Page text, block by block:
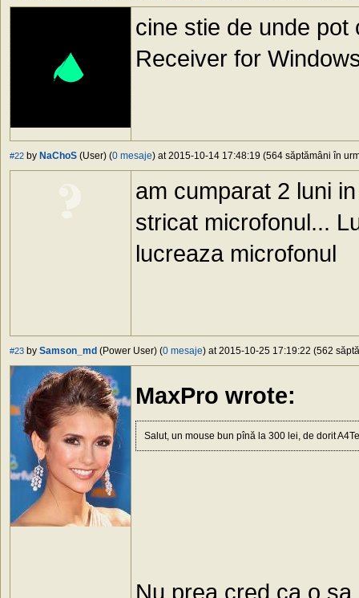
cine stie de unde
Receiver for
#22 by NaChoS (User) (0 mesaje) at 2015-10-14 17:48:19 (564 săptămâni în
am cumparat 2 luni
stricat microfonul...
lucreaza microfonul
#23 by Samson_md (Power User) (0 mesaje) at 2015-10-25 17:19:22 (562
MaxPro wrote:
Salut, un mouse bun pînă la 300 lei, de dorit
Nu prea cred ca o